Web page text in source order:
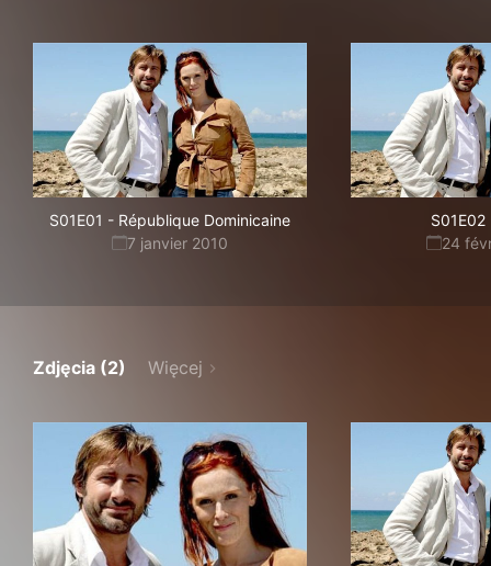
S01E01 - République Dominicaine
7 janvier 2010
S01E02
24
Zdjęcia (2) Więcej